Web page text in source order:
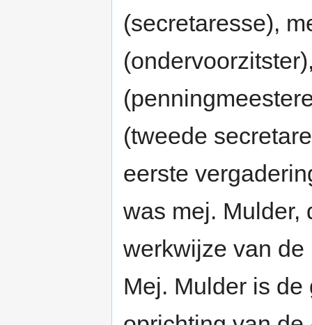
(secretaresse),
(tweede
eerste
was mej. Mulder,
werkwijze van
Mej. Mulder is